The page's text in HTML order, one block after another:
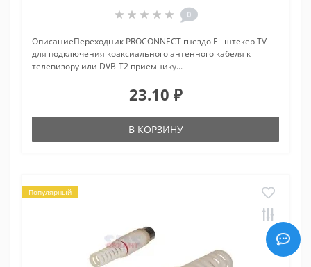
0
ОписаниеПереходник PROCONNECT гнездо F - штекер TV
для подключения коаксиального антенного кабеля к
телевизору или DVB-T2 приемнику...
23.10 ₽
В КОРЗИНУ
Популярный